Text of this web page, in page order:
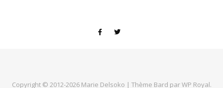
Copyright © 2012-2026 Marie Delsoko | Thème Bard parWP Royal.